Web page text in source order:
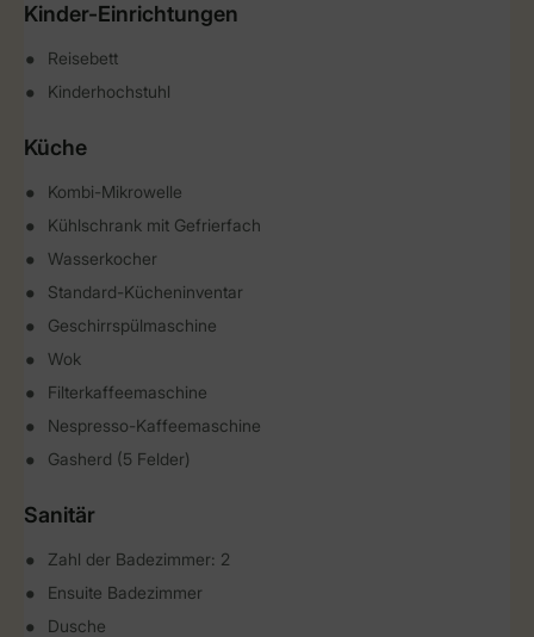
Kinder-Einrichtungen
Reisebett
Kinderhochstuhl
Küche
Kombi-Mikrowelle
Kühlschrank mit Gefrierfach
Wasserkocher
Standard-Kücheninventar
Geschirrspülmaschine
Wok
Filterkaffeemaschine
Nespresso-Kaffeemaschine
Gasherd (5 Felder)
Sanitär
Zahl der Badezimmer: 2
Ensuite Badezimmer
Dusche